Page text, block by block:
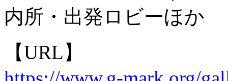
内所・出発ロビーほか
【URL】